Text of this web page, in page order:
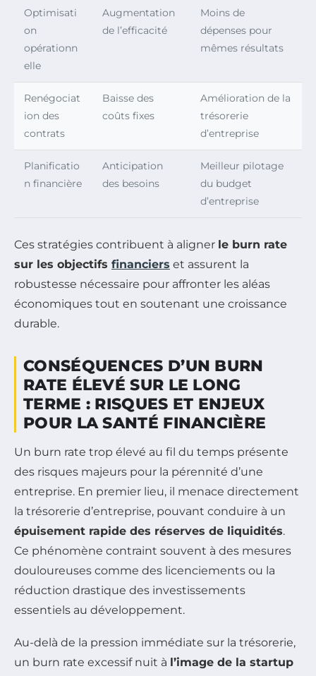
Optimisati
on
opérationn
elle
Augmentation
de l’efficacité
Moins de
dépenses pour
mêmes résultats
Renégociat
ion des
contrats
Baisse des
coûts fixes
Amélioration de la
trésorerie
d’entreprise
Planificatio
n financière
Anticipation
des besoins
Meilleur pilotage
du budget
d’entreprise
Ces stratégies contribuent à aligner le burn rate
sur les objectifs financiers et assurent la
robustesse nécessaire pour affronter les aléas
économiques tout en soutenant une croissance
durable.
CONSÉQUENCES D’UN BURN
RATE ÉLEVÉ SUR LE LONG
TERME : RISQUES ET ENJEUX
POUR LA SANTÉ FINANCIÈRE
Un burn rate trop élevé au fil du temps présente
des risques majeurs pour la pérennité d’une
entreprise. En premier lieu, il menace directement
la trésorerie d’entreprise, pouvant conduire à un
épuisement rapide des réserves de liquidités.
Ce phénomène contraint souvent à des mesures
douloureuses comme des licenciements ou la
réduction drastique des investissements
essentiels au développement.
Au-delà de la pression immédiate sur la trésorerie,
un burn rate excessif nuit à l’image de la startup